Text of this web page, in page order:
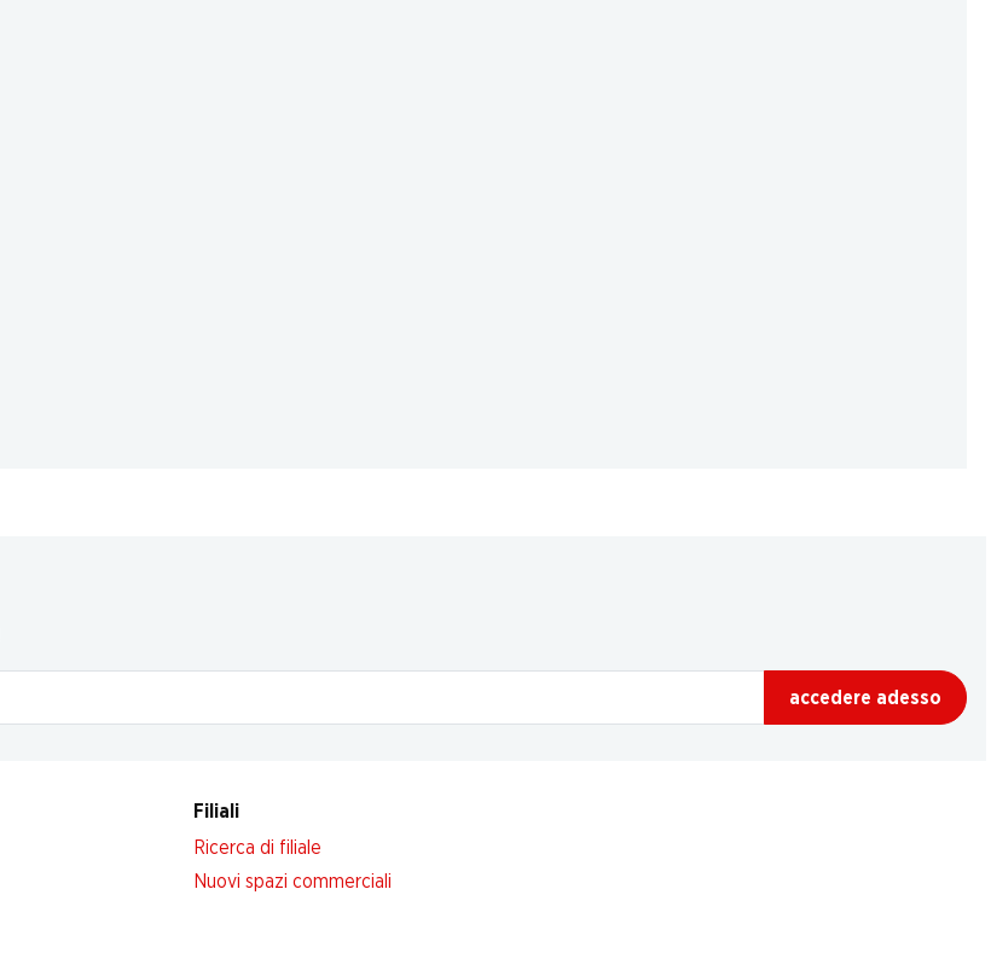
accedere adesso
Filiali
Ricerca di filiale
Nuovi spazi commerciali